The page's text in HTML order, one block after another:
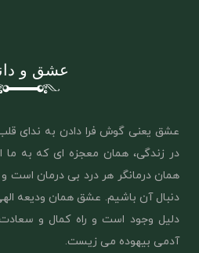
عشق و
عشق یعنی گوش فرا دادن به ندای
در زندگی، همان معجزه ای که به ما
همان درمانگر هر درد بی درمان است و
دنبال آن باشیم. عشق همان ‌ودیعه
دلیل وجود است و راه کمال و
آدمی بیهوده می زیست.